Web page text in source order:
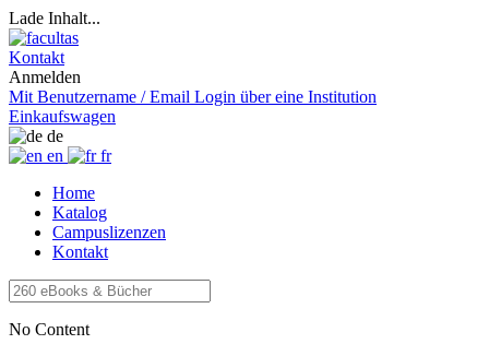
Lade Inhalt...
Kontakt
Anmelden
Mit Benutzername / Email Login über eine Institution
Einkaufswagen
de
en
fr
Home
Katalog
Campuslizenzen
Kontakt
No Content